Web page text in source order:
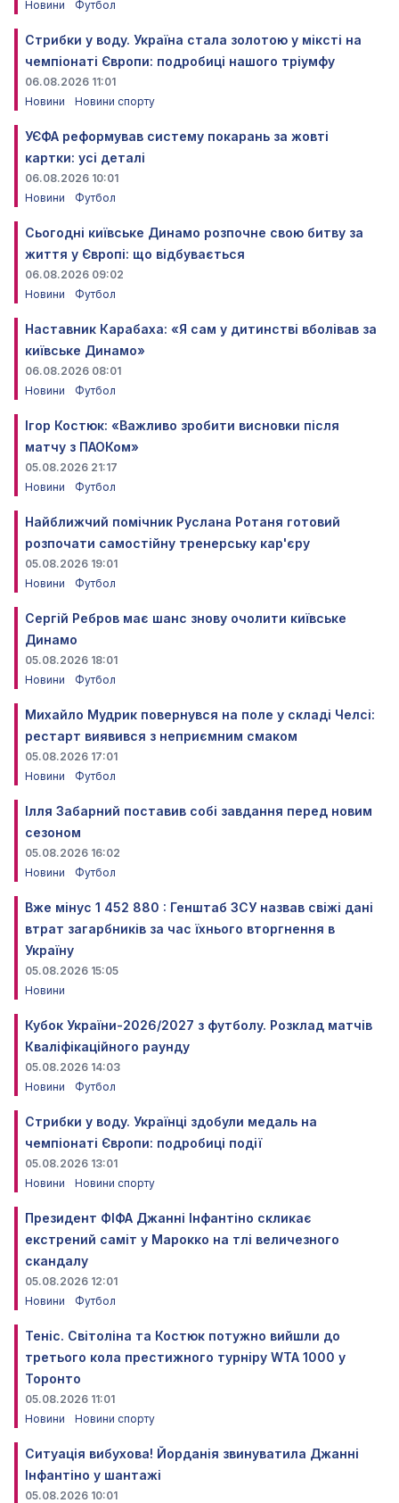
Новини Футбол
Стрибки у воду. Україна стала золотою у міксті на
чемпіонаті Європи: подробиці нашого тріумфу
06.08.2026 11:01
Новини
Новини спорту
УЄФА реформував систему покарань за жовті
картки: усі деталі
06.08.2026 10:01
Новини
Футбол
Сьогодні київське Динамо розпочне свою битву за
життя у Європі: що відбувається
06.08.2026 09:02
Новини
Футбол
Наставник Карабаха: «Я сам у дитинстві вболівав за
київське Динамо»
06.08.2026 08:01
Новини
Футбол
Ігор Костюк: «Важливо зробити висновки після
матчу з ПАОКом»
05.08.2026 21:17
Новини
Футбол
Найближчий помічник Руслана Ротаня готовий
розпочати самостійну тренерську кар'єру
05.08.2026 19:01
Новини
Футбол
Сергій Ребров має шанс знову очолити київське
Динамо
05.08.2026 18:01
Новини
Футбол
Михайло Мудрик повернувся на поле у складі Челсі:
рестарт виявився з неприємним смаком
05.08.2026 17:01
Новини
Футбол
Ілля Забарний поставив собі завдання перед новим
сезоном
05.08.2026 16:02
Новини
Футбол
Вже мінус 1 452 880 : Генштаб ЗСУ назвав свіжі дані
втрат загарбників за час їхнього вторгнення в
Україну
05.08.2026 15:05
Новини
Кубок України-2026/2027 з футболу. Розклад матчів
Кваліфікаційного раунду
05.08.2026 14:03
Новини
Футбол
Стрибки у воду. Українці здобули медаль на
чемпіонаті Європи: подробиці події
05.08.2026 13:01
Новини
Новини спорту
Президент ФІФА Джанні Інфантіно скликає
екстрений саміт у Марокко на тлі величезного
скандалу
05.08.2026 12:01
Новини
Футбол
Теніс. Світоліна та Костюк потужно вийшли до
третього кола престижного турніру WTA 1000 у
Торонто
05.08.2026 11:01
Новини
Новини спорту
Ситуація вибухова! Йорданія звинуватила Джанні
Інфантіно у шантажі
05.08.2026 10:01